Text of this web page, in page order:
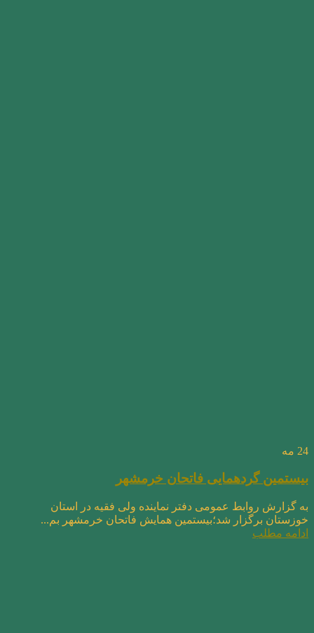
24 مه
بیستمین گردهمایی فاتحان خرمشهر
به گزارش روابط عمومی دفتر نماینده ولی فقیه در استان
خوزستان برگزار شد؛بیستمین همایش فاتحان خرمشهر بم...
ادامه مطلب